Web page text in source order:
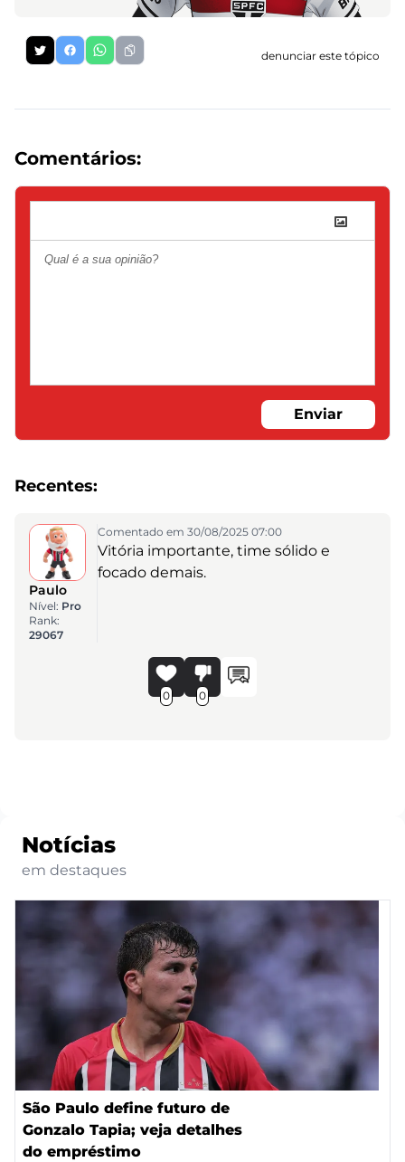
denunciar este tópico
Comentários:
Enviar
Recentes:
Paulo
Nível: Pro
Rank:
29067
Comentado em 30/08/2025 07:00
Vitória importante, time sólido e
focado demais.
0 0
Notícias
em destaques
São Paulo define futuro de
Gonzalo Tapia; veja detalhes
do empréstimo